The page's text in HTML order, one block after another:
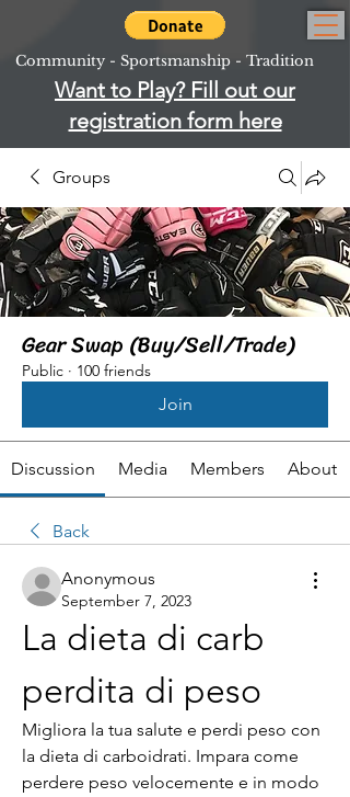
Community - Sportsmanship - Tradition
Want to Play? Fill out our
registration form here
Groups
Gear Swap (Buy/Sell/Trade)
Public · 100 friends
Join
Discussion Media Members About
Back
Anonymous
September 7, 2023
La dieta di carb
perdita di peso
Migliora la tua salute e perdi peso con
la dieta di carboidrati. Impara come
perdere peso velocemente e in modo